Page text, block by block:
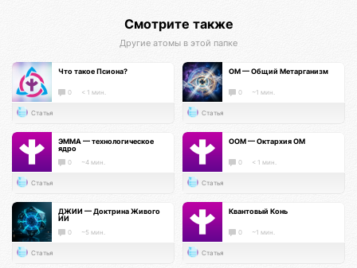
Смотрите также
Другие атомы в этой папке
Что такое Псиона?
0 < 1 мин.
Статья
ОМ — Общий Метарганизм
0 ~1 мин.
Статья
ЭММА — технологическое
ядро
0 ~4 мин.
Статья
ООМ — Октархия ОМ
0 < 1 мин.
Статья
ДЖИИ — Доктрина Живого
ИИ
0 ~5 мин.
Статья
Квантовый Конь
0 ~1 мин.
Статья